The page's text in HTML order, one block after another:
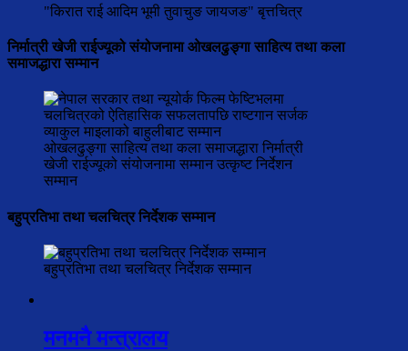
"किरात राई आदिम भूमी तुवाचुङ जायजङ" बृत्तचित्र
निर्मात्री खेजी राईज्यूको संयोजनामा ओखलढुङ्गा साहित्य तथा कला
समाजद्धारा सम्मान
ओखलढुङ्गा साहित्य तथा कला समाजद्धारा निर्मात्री
खेजी राईज्यूको संयोजनामा सम्मान उत्कृष्ट निर्देशन
सम्मान
बहुप्रतिभा तथा चलचित्र निर्देशक सम्मान
बहुप्रतिभा तथा चलचित्र निर्देशक सम्मान
मनमनै मन्त्रालय